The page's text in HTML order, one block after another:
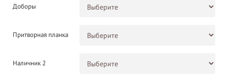
Доборы
Притворная планка
Наличник 2